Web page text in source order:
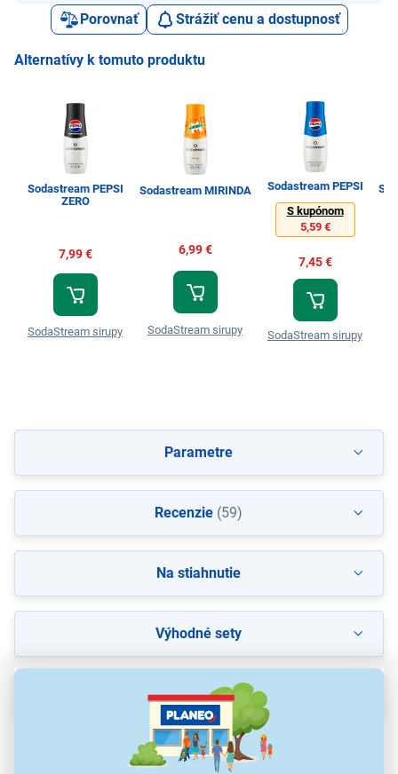
Porovnať Strážiť cenu a dostupnosť
Alternatívy k tomuto produktu
Sodastream PEPSI
ZERO
7,99 €
SodaStream sirupy
Sodastream MIRINDA
6,99 €
SodaStream sirupy
Sodastream PEPSI
S kupónom
5,59 €
7,45 €
SodaStream sirupy
Popis
Parametre
Recenzie (59)
Na stiahnutie
Výhodné sety